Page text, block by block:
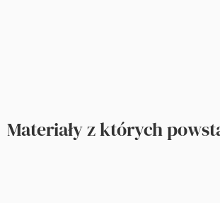
Materiały z których